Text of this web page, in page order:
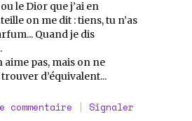
le Dior que j’ai en
on me dit : tiens, tu n’as
Quand je dis
aime pas, mais on ne
d’équivalent...
commentaire | Signaler